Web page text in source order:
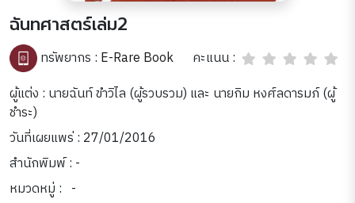
ฉันทศาสตร์เล่ม2
ทรัพยากร : E-Rare Book
คะแนน :
ผู้แต่ง : นายฉันท์ ขำวิไล (ผู้รวบรวม) และ นายกิม หงศ์ลดารมภ์ (ผู้
ชำระ)
วันที่เผยแพร่ : 27/01/2016
สำนักพิมพ์ : -
หมวดหมู่ : -